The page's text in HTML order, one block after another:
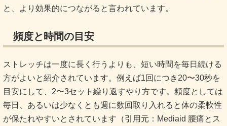
と、より効果的につながると言われています。
頻度と時間の目安
ストレッチは一度に長く行うよりも、短い時間を毎日続ける
方がよいと紹介されています。例えば1回につき20〜30秒を
目安にして、2〜3セット繰り返すやり方です。頻度としては
毎日、あるいは少なくとも週に数回取り入れると体の柔軟性
が保たれやすいとされています（引用元： Mediaid 腰痛とス